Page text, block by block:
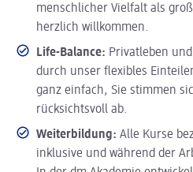
menschlicher Vielfalt als
herzlich willkommen.
Life-Balance: Privatleben
durch unser flexibles
ganz einfach, Sie stimmen
rücksichtsvoll ab.
Weiterbildung: Alle Kurse
inklusive und während der